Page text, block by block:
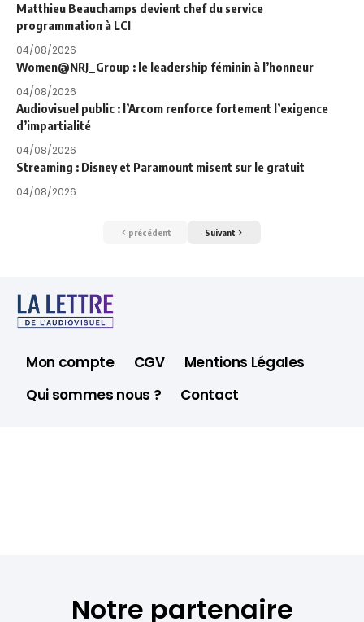
Matthieu Beauchamps devient chef du service
programmation à LCI
04/08/2026
Women@NRJ_Group : le leadership féminin à l’honneur
04/08/2026
Audiovisuel public : l’Arcom renforce fortement l’exigence
d’impartialité
04/08/2026
Streaming : Disney et Paramount misent sur le gratuit
04/08/2026
précédent Suivant
Mon compte CGV
Mentions Légales
Qui sommes nous ?
Contact
Notre partenaire